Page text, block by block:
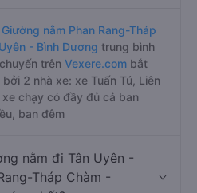
nằm Phan Rang-Tháp
- Bình Dương trung bình
trên Vexere.com bắt
2 nhà xe: xe Tuấn Tú, Liên
chạy có đầy đủ cả ban
ban đêm
nằm đi Tân Uyên -
Tháp Chàm -